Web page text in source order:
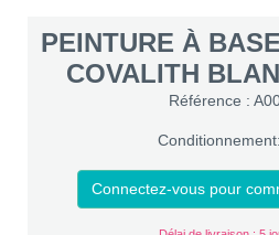
PEINTURE À
COVALITH
Référence :
Connectez-vous pour